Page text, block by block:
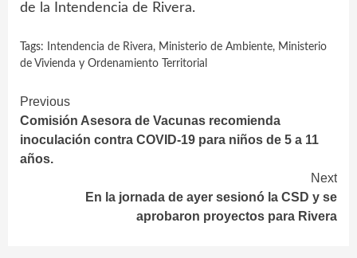
de la Intendencia de Rivera.
Tags: Intendencia de Rivera, Ministerio de Ambiente, Ministerio
de Vivienda y Ordenamiento Territorial
Continue
Reading
Previous
Comisión Asesora de Vacunas recomienda
inoculación contra COVID-19 para niños de 5 a 11
años.
Next
En la jornada de ayer sesionó la CSD y se
aprobaron proyectos para Rivera